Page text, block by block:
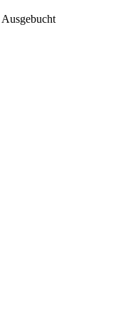
Ausgebucht